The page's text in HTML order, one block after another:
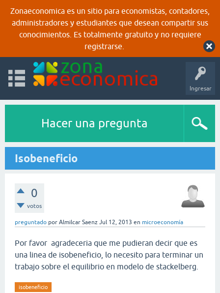
Zonaeconomica es un sitio para economistas, contadores,
administradores y estudiantes que desean compartir sus
conocimientos. Es totalmente gratuito y no requiere
registrarse.
Ingresar
Hacer una pregunta
Isobeneficio
0
votos
preguntado por Almilcar Saenz Jul 12, 2013 en microeconomía
Por favor agradeceria que me pudieran decir que es
una linea de isobeneficio, lo necesito para terminar un
trabajo sobre el equilibrio en modelo de stackelberg.
isobeneficio